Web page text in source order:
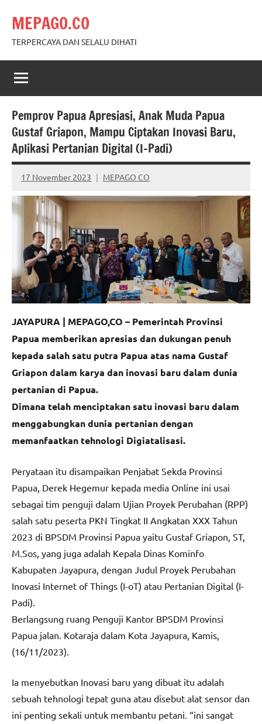
content
MEPAGO.CO
TERPERCAYA DAN SELALU DIHATI
Pemprov Papua Apresiasi, Anak Muda Papua
Gustaf Griapon, Mampu Ciptakan Inovasi Baru,
Aplikasi Pertanian Digital (I-Padi)
17 November 2023 MEPAGO CO
No
comments
JAYAPURA | MEPAGO,CO – Pemerintah Provinsi
Papua memberikan apresias dan dukungan penuh
kepada salah satu putra Papua atas nama Gustaf
Griapon dalam karya dan inovasi baru dalam dunia
pertanian di Papua.
Dimana telah menciptakan satu inovasi baru dalam
menggabungkan dunia pertanian dengan
memanfaatkan tehnologi Digiatalisasi.
Peryataan itu disampaikan Penjabat Sekda Provinsi
Papua, Derek Hegemur kepada media Online ini usai
sebagai tim penguji dalam Ujian Proyek Perubahan (RPP)
salah satu peserta PKN Tingkat II Angkatan XXX Tahun
2023 di BPSDM Provinsi Papua yaitu Gustaf Griapon, ST,
M.Sos, yang juga adalah Kepala Dinas Kominfo
Kabupaten Jayapura, dengan Judul Proyek Perubahan
Inovasi Internet of Things (I-oT) atau Pertanian Digital (I-
Padi).
Berlangsung ruang Penguji Kantor BPSDM Provinsi
Papua jalan. Kotaraja dalam Kota Jayapura, Kamis,
(16/11/2023).
Ia menyebutkan Inovasi baru yang dibuat itu adalah
sebuah tehnologi tepat guna atau disebut alat sensor dan
ini penting sekali untuk membantu petani. “ini sangat